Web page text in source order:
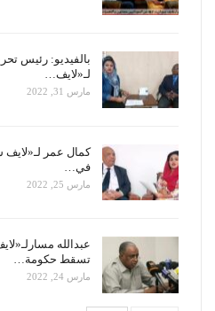
بالفيديو: رئيس
لـ«لايف…
مارس 31, 2022
كمال عمر
في…
مارس 25, 2022
عبدالله
تسقط حكومة…
مارس 24, 2022